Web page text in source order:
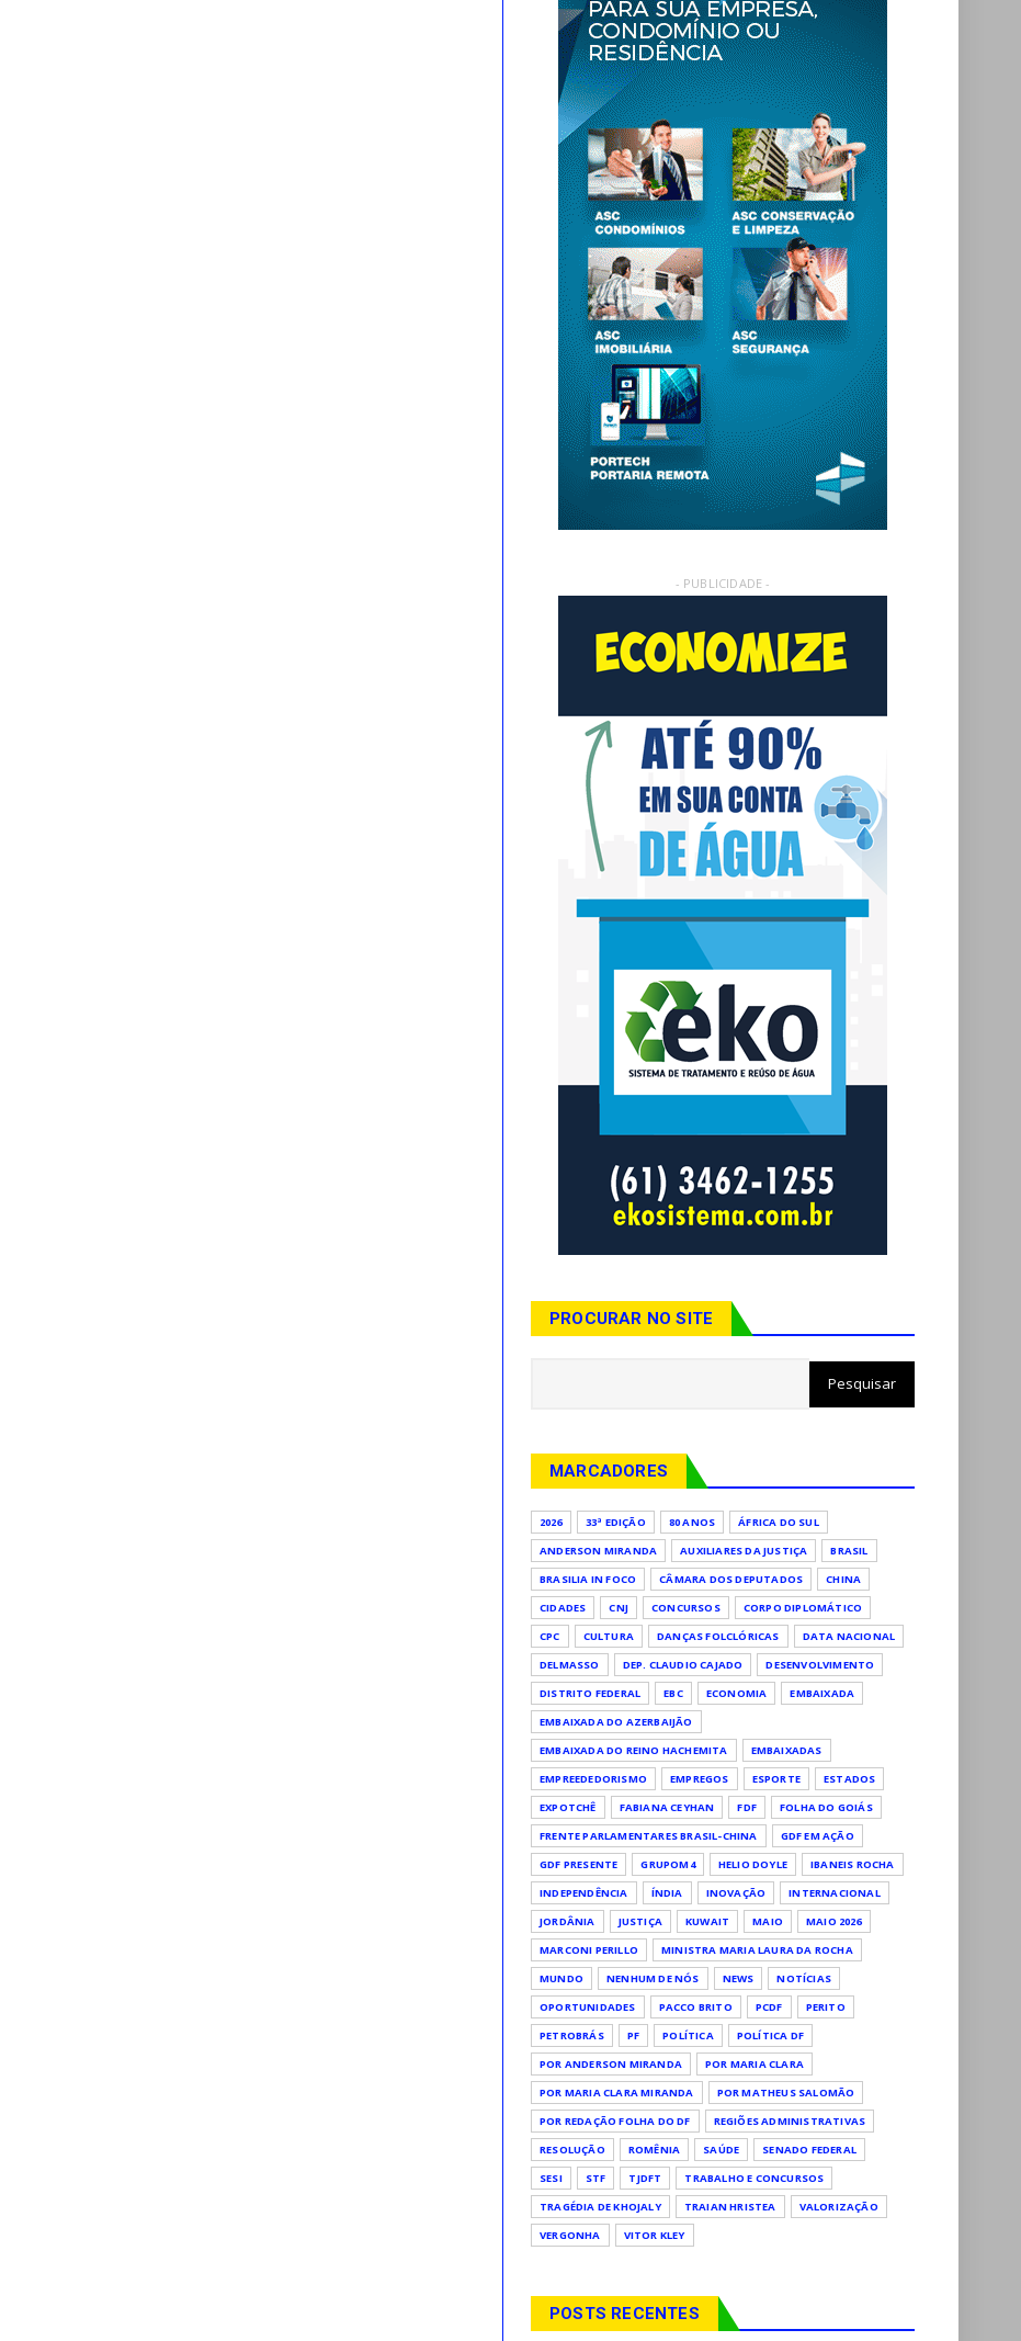
- PUBLICIDADE -
PROCURAR NO SITE
MARCADORES
2026 33ª EDIÇÃO 80 ANOS
ÁFRICA DO SUL
ANDERSON MIRANDA
AUXILIARES DA JUSTIÇA
BRASIL
BRASILIA IN FOCO
CÂMARA DOS DEPUTADOS
CHINA
CIDADES
CNJ CONCURSOS
CORPO DIPLOMÁTICO
CPC
CULTURA DANÇAS FOLCLÓRICAS
DATA NACIONAL
DELMASSO
DEP. CLAUDIO CAJADO
DESENVOLVIMENTO
DISTRITO FEDERAL
EBC ECONOMIA
EMBAIXADA
EMBAIXADA DO AZERBAIJÃO
EMBAIXADA DO REINO HACHEMITA
EMBAIXADAS
EMPREEDEDORISMO
EMPREGOS ESPORTE
ESTADOS
EXPOTCHÊ
FABIANA CEYHAN FDF
FOLHA DO GOIÁS
FRENTE PARLAMENTARES BRASIL-CHINA
GDF EM AÇÃO
GDF PRESENTE
GRUPOM4 HELIO DOYLE
IBANEIS ROCHA
INDEPENDÊNCIA
ÍNDIA INOVAÇÃO
INTERNACIONAL
JORDÂNIA
JUSTIÇA KUWAIT MAIO
MAIO 2026
MARCONI PERILLO
MINISTRA MARIA LAURA DA ROCHA
MUNDO
NENHUM DE NÓS NEWS
NOTÍCIAS
OPORTUNIDADES
PACCO BRITO PCDF
PERITO
PETROBRÁS
PF POLÍTICA
POLÍTICA DF
POR ANDERSON MIRANDA
POR MARIA CLARA
POR MARIA CLARA MIRANDA
POR MATHEUS SALOMÃO
POR REDAÇÃO FOLHA DO DF
REGIÕES ADMINISTRATIVAS
RESOLUÇÃO
ROMÊNIA SAÚDE
SENADO FEDERAL
SESI
STF TJDFT
TRABALHO E CONCURSOS
TRAGÉDIA DE KHOJALY
TRAIAN HRISTEA
VALORIZAÇÃO
VERGONHA
VITOR KLEY
POSTS RECENTES